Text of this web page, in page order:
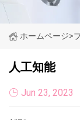
ホームページ>
人工知能
Jun 23, 2023